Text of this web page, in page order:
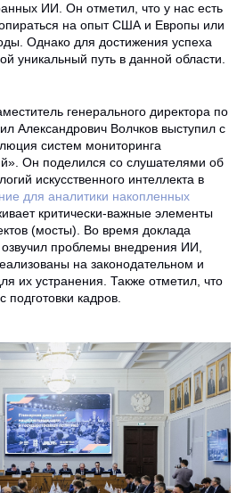
ИИ. Он отметил, что у нас есть
на опыт США и Европы или
Однако для достижения успеха
уникальный путь в данной области.
генерального директора по
Александрович Волчков выступил с
систем мониторинга
Он поделился со слушателями об
искусственного интеллекта в
для аналитики накопленных
критически-важные элементы
(мосты). Во время доклада
проблемы внедрения ИИ,
на законодательном и
их устранения. Также отметил, что
подготовки кадров.